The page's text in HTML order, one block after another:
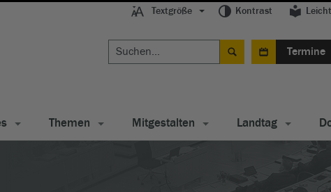
Textgröße Kontrast
Termine
Themen Mitgestalten Landtag